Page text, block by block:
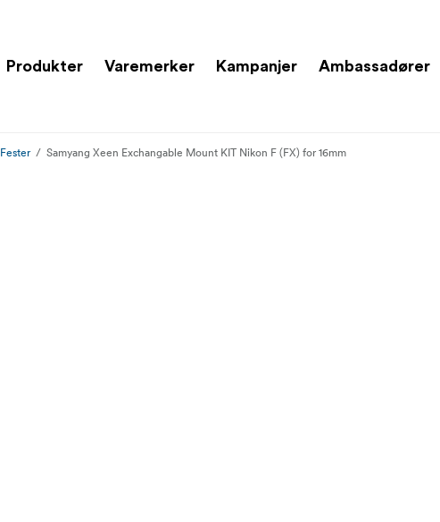
Produkter Varemerker Kampanjer Ambassadører
Fester Samyang Xeen Exchangable Mount KIT Nikon F (FX) for 16mm